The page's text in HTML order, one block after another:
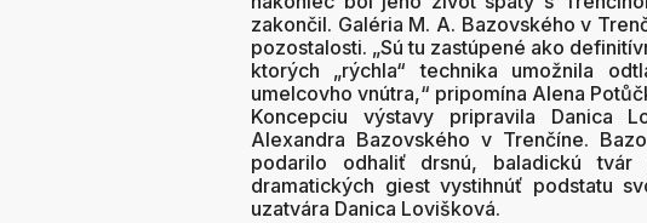
zakončil. Galéria M. A. Bazovského v
pozostalosti. „Sú tu zastúpené ako
ktorých „rýchla“ technika umožnila
umelcovho vnútra,“ pripomína Alena
Koncepciu výstavy pripravila Danica
Alexandra Bazovského v Trenčíne.
podarilo odhaliť drsnú, baladickú
dramatických giest vystihnúť podstatu
uzatvára Danica Lovišková.